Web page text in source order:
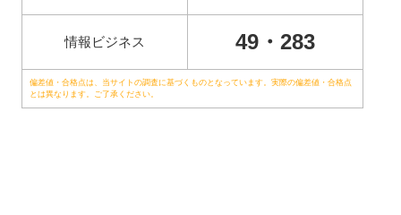
情報ビジネス 49・283
偏差値・合格点は、当サイトの調査に基づくものとなっています。実際の偏差値・合格点
とは異なります。ご了承ください。